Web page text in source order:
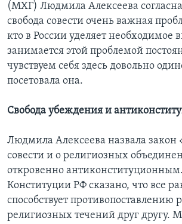
(МХГ) Людмила Алексеева
свобода совести очень важная
кто в России уделяет
занимается этой проблемой
чувствуем себя здесь довольно
посетовала она.
Свобода убеждения и
Людмила Алексеева назвала закон
совести и о религиозных
откровенно
Конституции РФ сказано, что все
способствует противопоставлению
религиозных течений друг другу.